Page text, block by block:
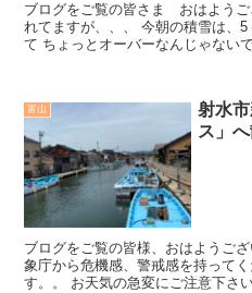
ブログをご覧の皆さま おはようございます。 警
れてますが、、、 今朝の積雪は、5ｃｍほど
て ちょっとオーバーなんじゃないでしょ
富山
射水
ス」
ブログをご覧の皆様、おはようございます。 今朝は
象庁から危機感、警戒感を持って
す。。 お天気の急変にご注意下さい＾＾ 熱中症もご注意下さい。。